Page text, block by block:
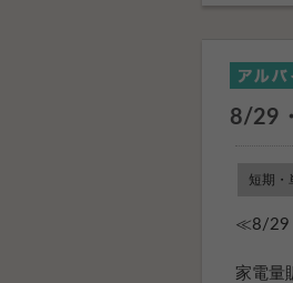
8/29
短期・
≪8/29
家電量